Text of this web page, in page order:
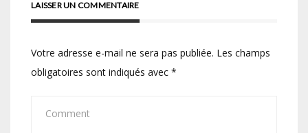
LAISSER UN COMMENTAIRE
Votre adresse e-mail ne sera pas publiée. Les champs
obligatoires sont indiqués avec *